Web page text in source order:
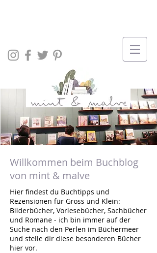
Willkommen beim Buchblog
von mint & malve
Hier findest du Buchtipps und
Rezensionen für Gross und Klein:
Bilderbücher, Vorlesebücher, Sachbücher
und Romane - ich bin immer auf der
Suche nach den Perlen im Büchermeer
und stelle dir diese besonderen Bücher
hier vor.